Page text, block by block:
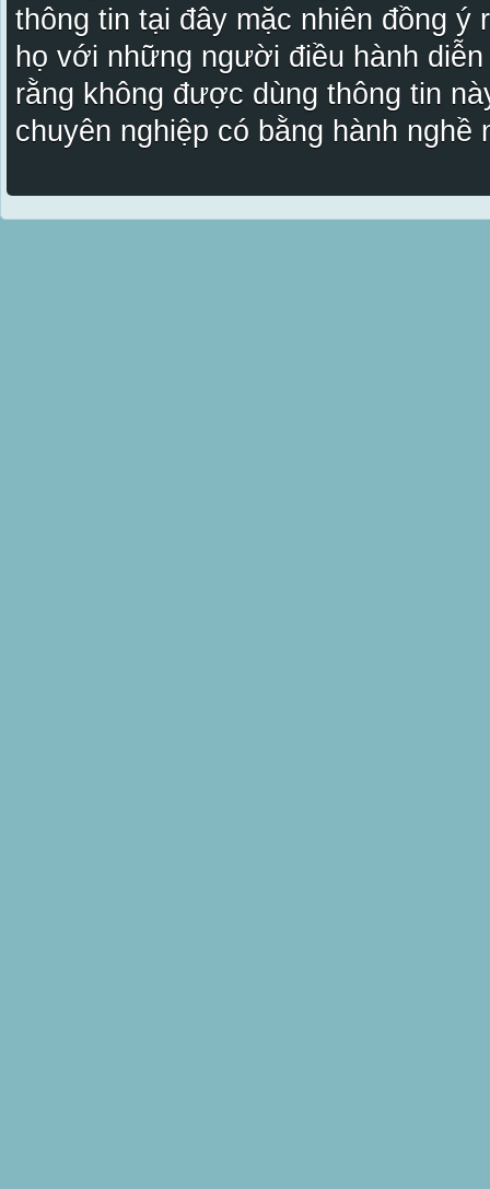
thông tin tại đây mặc nhiên đồng ý
họ với những người điều hành
rằng không được dùng thông tin
chuyên nghiệp có bằng hành